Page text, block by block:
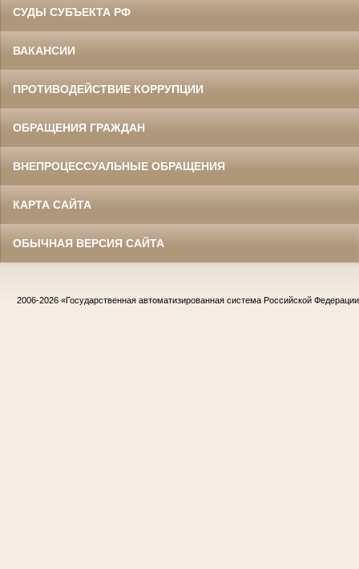
СУДЫ СУБЪЕКТА РФ
ВАКАНСИИ
ПРОТИВОДЕЙСТВИЕ КОРРУПЦИИ
ОБРАЩЕНИЯ ГРАЖДАН
ВНЕПРОЦЕССУАЛЬНЫЕ ОБРАЩЕНИЯ
КАРТА САЙТА
ОБЫЧНАЯ ВЕРСИЯ САЙТА
2006-2026 «Государственная автоматизированная система Российской